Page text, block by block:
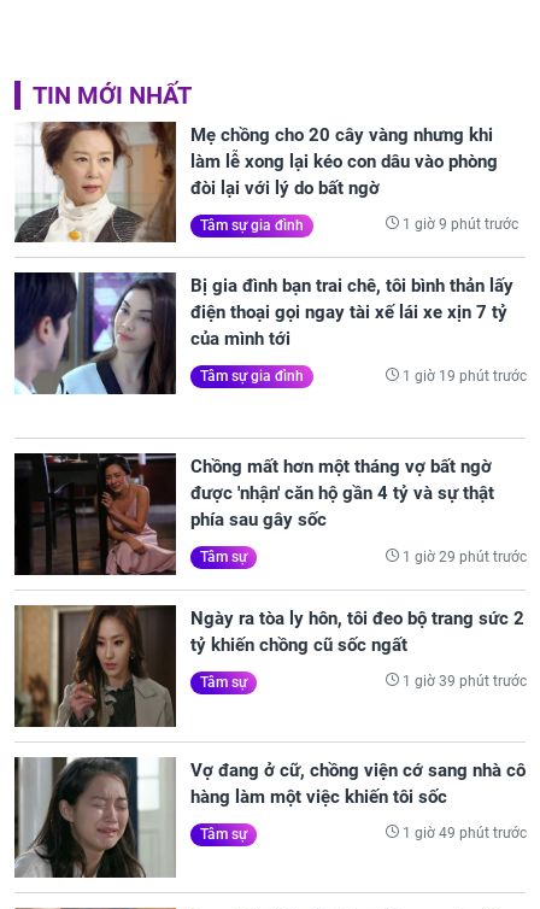
TIN MỚI NHẤT
Mẹ chồng cho 20 cây vàng nhưng khi
làm lễ xong lại kéo con dâu vào phòng
đòi lại với lý do bất ngờ
Tâm sự gia đình 1 giờ 9 phút trước
Bị gia đình bạn trai chê, tôi bình thản lấy
điện thoại gọi ngay tài xế lái xe xịn 7 tỷ
của mình tới
Tâm sự gia đình 1 giờ 19 phút trước
Chồng mất hơn một tháng vợ bất ngờ
được 'nhận' căn hộ gần 4 tỷ và sự thật
phía sau gây sốc
Tâm sự 1 giờ 29 phút trước
Ngày ra tòa ly hôn, tôi đeo bộ trang sức 2
tỷ khiến chồng cũ sốc ngất
Tâm sự 1 giờ 39 phút trước
Vợ đang ở cữ, chồng viện cớ sang nhà cô
hàng làm một việc khiến tôi sốc
Tâm sự 1 giờ 49 phút trước